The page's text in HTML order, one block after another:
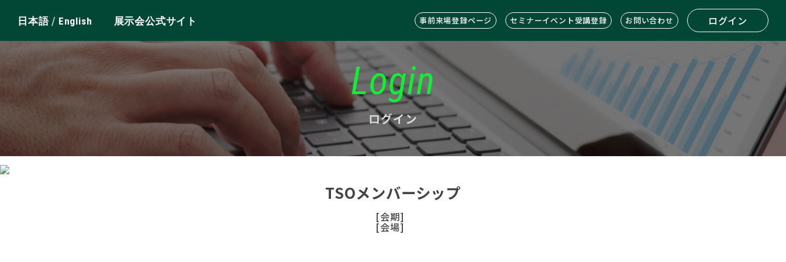
日本語/ English 展示会公式サイト 事前来場登録ページ セミナーイベント受講登録 お問い合わせ ログイン
Login
ログイン
TSOメンバーシップ
[会期]
[会場]